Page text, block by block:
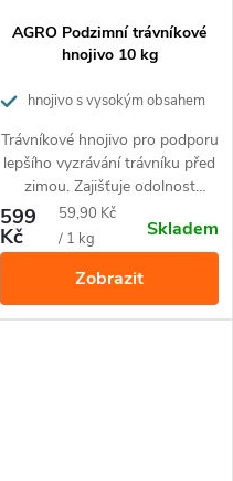
AGRO Podzimní trávníkové
hnojivo 10 kg
hnojivo s vysokým obsahem
Trávníkové hnojivo pro podporu
lepšího vyzrávání trávníku před
zimou. Zajišťuje odolnost
trávníku proti vymrzání a
snižuje riziko napadení
houbovými chorobami. Je také
vhodné pro okrasné dřeviny.
599
Kč
Měrná
cena:
59,90 Kč
/ 1 kg
Skladem
Zobrazit